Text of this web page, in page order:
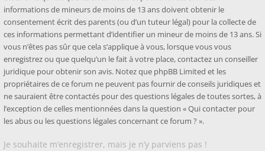
informations de mineurs de moins de 13 ans doivent obtenir le
consentement écrit des parents (ou d’un tuteur légal) pour la collecte de
ces informations permettant d’identifier un mineur de moins de 13 ans. Si
vous n’êtes pas sûr que cela s’applique à vous, lorsque vous vous
enregistrez ou que quelqu’un le fait à votre place, contactez un conseiller
juridique pour obtenir son avis. Notez que phpBB Limited et les
propriétaires de ce forum ne peuvent pas fournir de conseils juridiques et
ne sauraient être contactés pour des questions légales de toutes sortes, à
l’exception de celles mentionnées dans la question « Qui contacter pour
les abus ou les questions légales concernant ce forum ? ».
Je souhaite m’enregistrer, mais je n’y parviens pas !